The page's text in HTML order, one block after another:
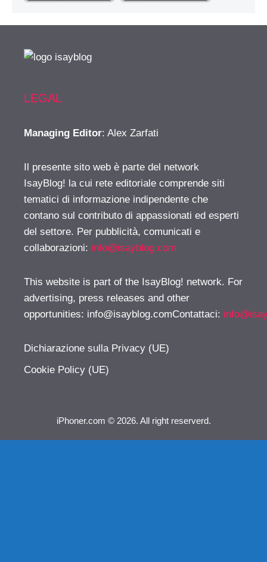
LEGAL
Managing Editor: Alex Zarfati
Il presente sito web è parte del network
IsayBlog! la cui rete editoriale comprende siti
tematici di informazione indipendente che
contano sul contributo di appassionati ed esperti
del settore. Per pubblicità, comunicati e
collaborazioni: info@isayblog.com
This website is part of the IsayBlog! network. For
advertising, press releases and other
opportunities: info@isayblog.comContattaci:
Dichiarazione sulla Privacy (UE)
Cookie Policy (UE)
iPhoner.com © 2026. All right reserverd.